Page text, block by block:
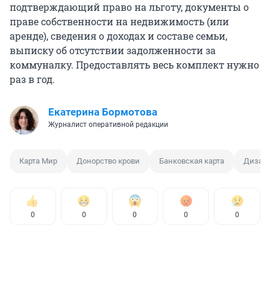
подтверждающий право на льготу, документы о
праве собственности на недвижимость (или
аренде), сведения о доходах и составе семьи,
выписку об отсутствии задолженности за
коммуналку. Предоставлять весь комплект нужно
раз в год.
Екатерина Бормотова
Журналист оперативной редакции
Карта Мир Донорство крови Банковская карта
0 0 0 0 0